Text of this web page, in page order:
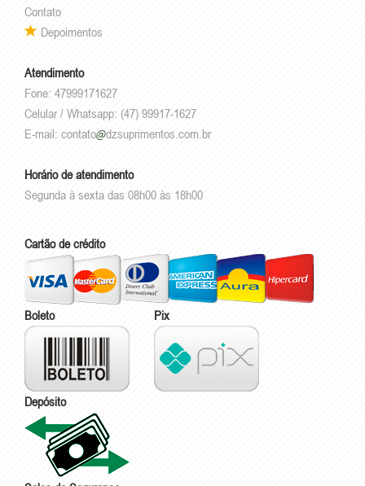
Contato
Depoimentos
Atendimento
Fone: 47999171627
Celular / Whatsapp: (47) 99917-1627
E-mail: contato dzsuprimentos.com.br
Horário de atendimento
Segunda à sexta das 08h00 às 18h00
Cartão de crédito
Boleto Pix
Depósito